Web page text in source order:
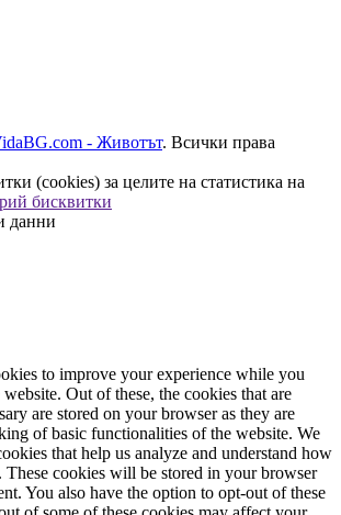
- Животът. Всички права
(cookies) за целите на статистика на
бисквитки
данни
to improve your experience while you
Out of these, the cookies that are
are stored on your browser as they are
of basic functionalities of the website. We
that help us analyze and understand how
These cookies will be stored in your browser
You also have the option to opt-out of these